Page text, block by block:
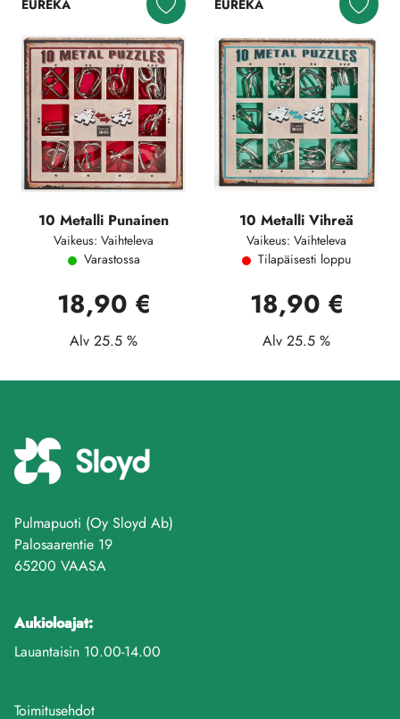
EUREKA
10 Metalli Punainen
Vaikeus: Vaihteleva
Varastossa
18,90 €
Alv 25.5 %
EUREKA
10 Metalli Vihreä
Vaikeus: Vaihteleva
Tilapäisesti loppu
18,90 €
Alv 25.5 %
Pulmapuoti (Oy Sloyd Ab)
Palosaarentie 19
65200 VAASA
Aukioloajat:
Lauantaisin 10.00-14.00
Toimitusehdot